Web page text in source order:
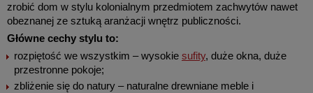
zrobić dom w stylu kolonialnym przedmiotem zachwytów nawet
obeznanej ze sztuką aranżacji wnętrz publiczności.
Główne cechy stylu to:
rozpiętość we wszystkim – wysokie sufity, duże okna, duże
przestronne pokoje;
zbliżenie się do natury – naturalne drewniane meble i